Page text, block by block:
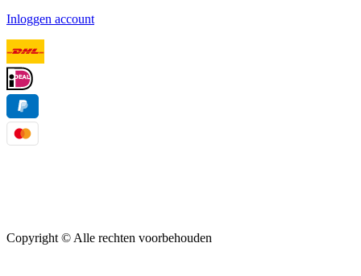
Inloggen account
Copyright © Alle rechten voorbehouden